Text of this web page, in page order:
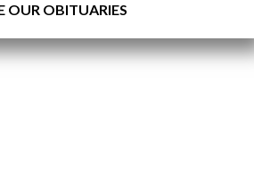
OUR OBITUARIES